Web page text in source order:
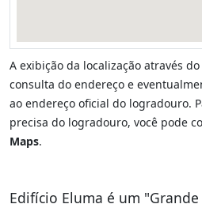
A exibição da localização através
consulta do endereço e
ao endereço oficial do logradouro.
precisa do logradouro, você pode
Maps.
Edifício Eluma é um